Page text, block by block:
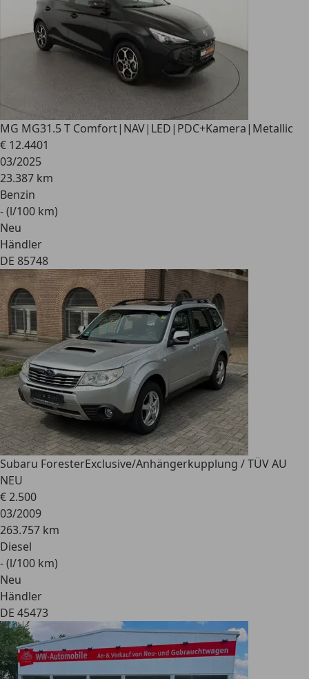
MG MG31.5 T Comfort|NAV|LED|PDC+Kamera|Metallic
€ 12.4401
03/2025
23.387 km
Benzin
- (l/100 km)
Neu
Händler
DE 85748
Subaru ForesterExclusive/Anhängerkupplung / TÜV AU
NEU
€ 2.500
03/2009
263.757 km
Diesel
- (l/100 km)
Neu
Händler
DE 45473